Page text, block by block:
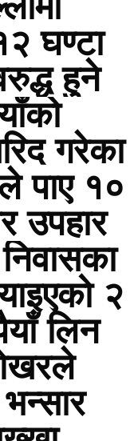
घण्टा
हुने
गरेका
पाए १०
उपहार
२
लिन
भन्सार